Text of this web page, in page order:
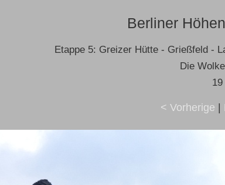
Berliner
Etappe 5: Greizer Hütte - Grießfeld -
Die
< Vorherige |